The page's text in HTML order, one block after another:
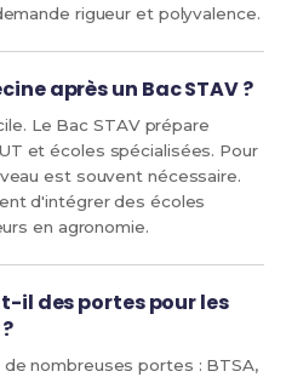
rigueur et polyvalence.
après un Bac STAV ?
Le Bac STAV prépare
et écoles spécialisées. Pour
est souvent nécessaire.
d'intégrer des écoles
en agronomie.
il des portes pour les
de nombreuses portes : BTSA,